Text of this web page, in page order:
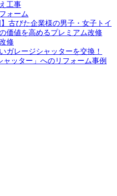
工事
ォーム
】古びた企業様の男子・女子トイ
価値を高めるプレミアム改修
修
ガレージシャッターを交換！
ッター」へのリフォーム事例